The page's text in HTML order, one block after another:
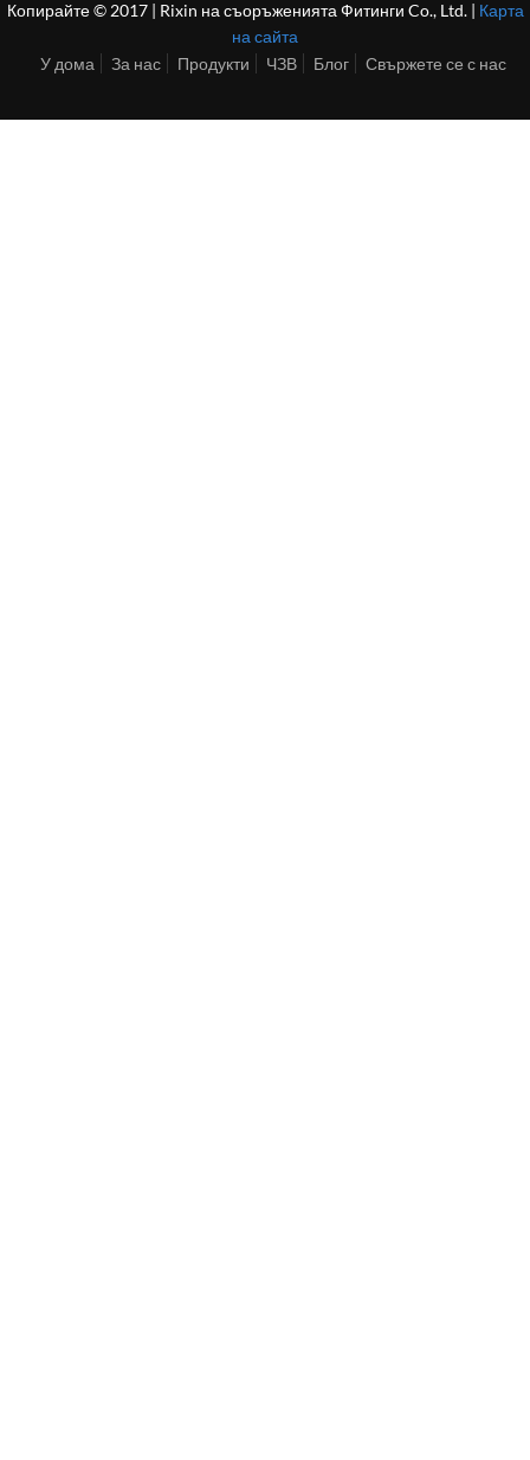
Копирайте © 2017 | Rixin на съоръженията Фитинги Co., Ltd. | Карта
на сайта
У дома
За нас Продукти ЧЗВ Блог Свържете се с нас